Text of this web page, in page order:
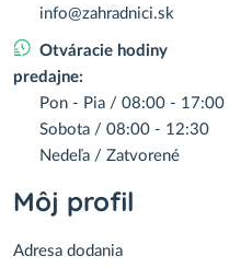
info@zahradnici.sk
Otváracie hodiny
predajne:
Pon - Pia / 08:00 - 17:00
Sobota / 08:00 - 12:30
Nedeľa / Zatvorené
Môj profil
Adresa dodania